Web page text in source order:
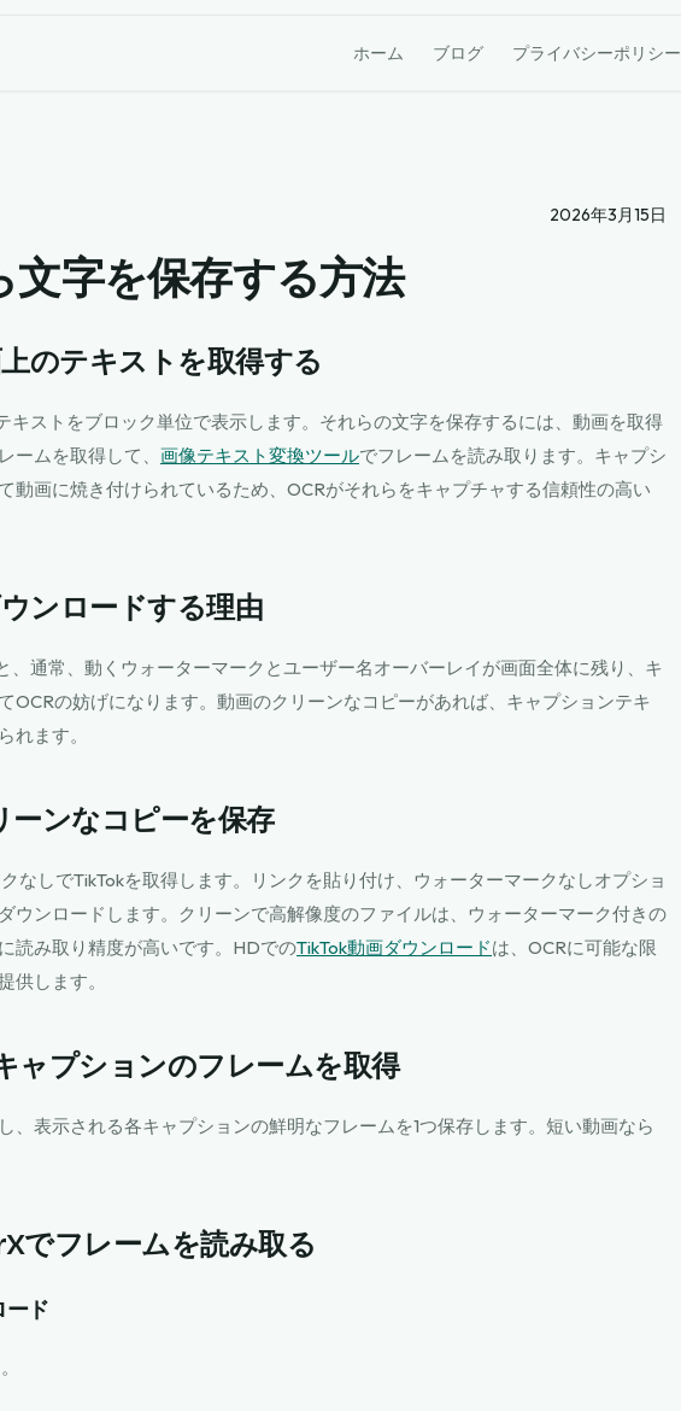
ホーム ブログ プライバシーポリシー
2026年3月15日
文字を保存する方法
のテキストを取得する
キストをブロック単位で表示します。それらの文字を保存するには、動画を取得
ームを取得して、 画像テキスト変換ツールでフレームを読み取ります。キャプシ
動画に焼き付けられているため、OCRがそれらをキャプチャする信頼性の高い
ンロードする理由
、通常、動くウォーターマークとユーザー名オーバーレイが画面全体に残り、キ
OCRの妨げになります。動画のクリーンなコピーがあれば、キャプションテキ
れます。
ーンなコピーを保存
なしでTikTokを取得します。リンクを貼り付け、ウォーターマークなしオプショ
ウンロードします。クリーンで高解像度のファイルは、ウォーターマーク付きの
読み取り精度が高いです。HDでのTikTok動画ダウンロードは、OCRに可能な限
供します。
ャプションのフレームを取得
、表示される各キャプションの鮮明なフレームを1つ保存します。短い動画なら
でフレームを読み取る
ード